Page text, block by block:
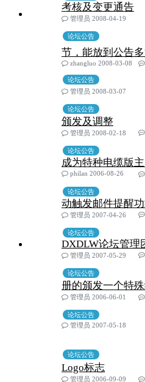
考核及变更通告
管理员 2008-04-19
论坛公告
节，能放到公告
zhangluo 2008-03-08
论坛公告
管理员 2008-03-07
论坛公告
颁发及调整
管理员 2008-02-18
论坛公告
成为特种电缆版主
philan 2006-08-26
论坛公告
动触发邮件提醒
管理员 2007-04-26
论坛公告
DXDLW论坛管理
管理员 2007-05-29
论坛公告
册的颁发一个特
管理员 2006-06-01
论坛公告
管理员 2007-05-18
论坛公告
Logo标志
管理员 2006-09-09